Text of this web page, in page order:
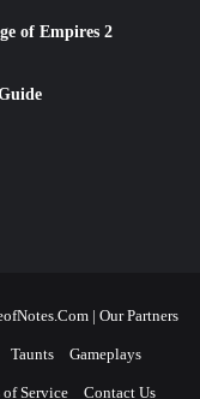
of Empires 2
| Our Partners
Taunts Gameplays
of Service Contact Us